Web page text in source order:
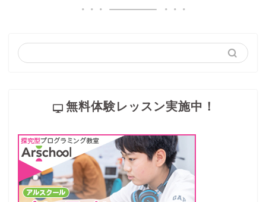
無料体験レッスン実施中！